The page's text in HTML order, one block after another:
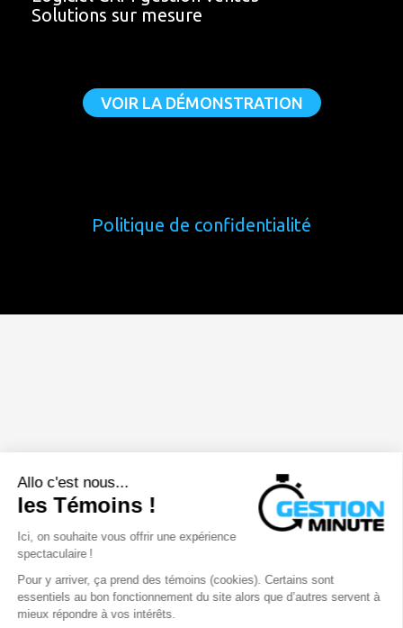
Solutions sur mesure
VOIR LA DÉMONSTRATION
Politique de confidentialité